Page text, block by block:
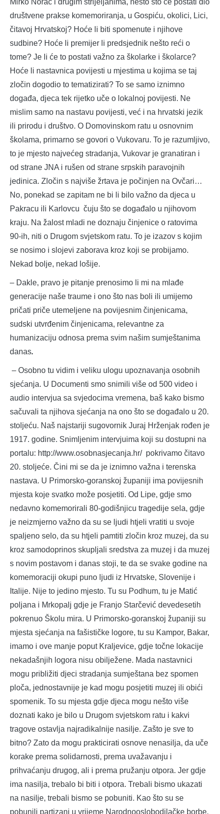
društvene prakse komemoriranja, u Gospiću, okolici, Lici,
čitavoj Hrvatskoj? Hoće li biti spomenute i njihove
sudbine? Hoće li premijer li predsjednik nešto reći o
tome? Je li će to postati važno za školarke i školarce?
Hoće li nastavnica povijesti u mjestima u kojima se taj
zločin dogodio to tematizirati? To se samo iznimno
događa, djeca tek rijetko uče o lokalnoj povijesti. Ne
mislim samo na nastavu povijesti, već i na hrvatski jezik
ili prirodu i društvo. O Domovinskom ratu u osnovnim
školama, primarno se govori o Vukovaru. To je razumljivo,
to je mjesto najvećeg stradanja, Vukovar je granatiran i
od strane JNA i rušen od strane srpskih paravojnih
jedinica. Zločin s najviše žrtava je počinjen na Ovčari…
No, ponekad se zapitam ne bi li bilo važno da djeca u
Pakracu ili Karlovcu čuju što se događalo u njihovom
kraju. Na žalost mladi ne doznaju činjenice o ratovima
90-ih, niti o Drugom svjetskom ratu. To je izazov s kojim
se nosimo i slojevi zaborava kroz koji se probijamo.
Nekad bolje, nekad lošije.
– Dakle, pravo je pitanje prenosimo li mi na mlađe
generacije naše traume i ono što nas boli ili umijemo
pričati priče utemeljene na povijesnim činjenicama,
sudski utvrđenim činjenicama, relevantne za
humanizaciju odnosa prema svim našim sumještanima
danas.
– Osobno tu vidim i veliku ulogu upoznavanja osobnih
sjećanja. U Documenti smo snimili više od 500 video i
audio intervjua sa svjedocima vremena, baš kako bismo
sačuvali ta njihova sjećanja na ono što se događalo u 20.
stoljeću. Naš najstariji sugovornik Juraj Hrženjak rođen je
1917. godine. Snimljenim intervjuima koji su dostupni na
portalu: http://www.osobnasjecanja.hr/ pokrivamo čitavo
20. stoljeće. Čini mi se da je iznimno važna i terenska
nastava. U Primorsko-goranskoj županiji ima povijesnih
mjesta koje svatko može posjetiti. Od Lipe, gdje smo
nedavno komemorirali 80-godišnjicu tragedije sela, gdje
je neizmjerno važno da su se ljudi htjeli vratiti u svoje
spaljeno selo, da su htjeli pamtiti zločin kroz muzej, da su
kroz samodoprinos skupljali sredstva za muzej i da muzej
s novim postavom i danas stoji, te da se svake godine na
komemoraciji okupi puno ljudi iz Hrvatske, Slovenije i
Italije. Nije to jedino mjesto. Tu su Podhum, tu je Matić
poljana i Mrkopalj gdje je Franjo Starčević devedesetih
pokrenuo Školu mira. U Primorsko-goranskoj županiji su
mjesta sjećanja na fašističke logore, tu su Kampor, Bakar,
imamo i ove manje poput Kraljevice, gdje točne lokacije
nekadašnjih logora nisu obilježene. Mada nastavnici
mogu približiti djeci stradanja sumještana bez spomen
ploča, jednostavnije je kad mogu posjetiti muzej ili obići
spomenik. To su mjesta gdje djeca mogu nešto više
doznati kako je bilo u Drugom svjetskom ratu i kakvi
tragove ostavlja najradikalnije nasilje. Zašto je sve to
bitno? Zato da mogu prakticirati osnove nenasilja, da uče
korake prema solidarnosti, prema uvažavanju i
prihvaćanju drugog, ali i prema pružanju otpora. Jer gdje
ima nasilja, trebalo bi biti i otpora. Trebali bismo ukazati
na nasilje, trebali bismo se pobuniti. Kao što su se
pobunili partizani u vrijeme Narodnooslobodilačke borbe.